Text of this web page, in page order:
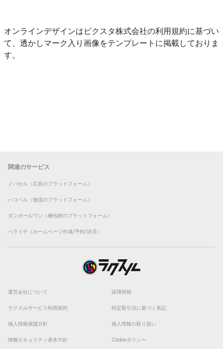
オンラインデザインはピクスタ株式会社の利用規約に基づい
て、透かしマーク入り画像をテンプレートに掲載しておりま
す。
関連のサービス
ノバセル（広告のプラットフォーム）
ハコベル（物流のプラットフォーム）
ダンボールワン（梱包材のプラットフォーム）
ペライチ（ホームページ作成/予約/決済）
運営会社について 採用情報
ラクスルサービス利用規約 特定取引法に基づく表記
個人情報保護方針 個人情報の取り扱い
情報セキュリティ基本方針 Cookieポリシー